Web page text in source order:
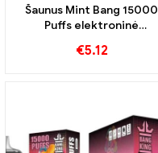
Šaunus Mint Bang 15000
Puffs elektroninė
skonio potyris
€5.12